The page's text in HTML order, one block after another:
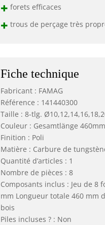
+ forets efficaces
+ trous de perçage très
Fiche technique
Fabricant : FAMAG
Référence : 141440300
Taille : 8-tlg.
Couleur : Gesamtlänge
Finition : Poli
Matière : Carbure de
Quantité d’articles : 1
Nombre de pièces : 8
Composants inclus : Jeu de 8
mm Longueur totale 460 mm
bois
Piles incluses ? : Non